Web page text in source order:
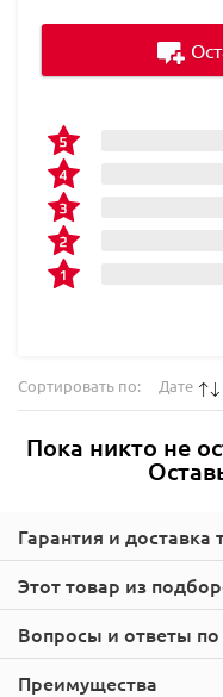
Этот товар из
Гарантия и доставка
Сортировать по: Дате
Пока никто не
Вопросы и ответы по
Преимущества